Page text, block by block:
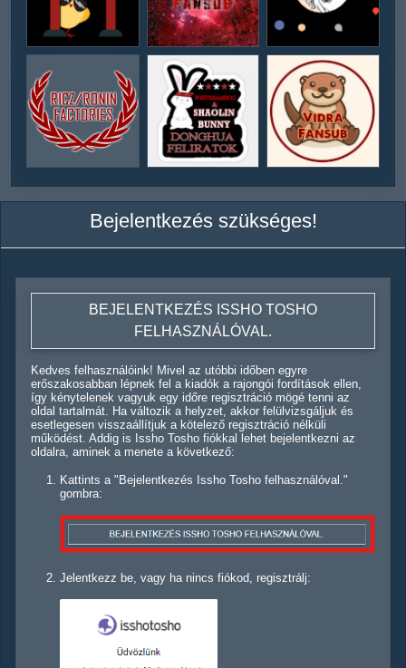
Bejelentkezés szükséges!
BEJELENTKEZÉS ISSHO TOSHO
FELHASZNÁLÓVAL.
Kedves felhasználóink! Mivel az utóbbi időben egyre
erőszakosabban lépnek fel a kiadók a rajongói fordítások ellen,
így kénytelenek vagyuk egy időre regisztráció mögé tenni az
oldal tartalmát. Ha változik a helyzet, akkor felülvizsgáljuk és
esetlegesen visszaállítjuk a kötelező regisztráció nélküli
működést. Addig is Issho Tosho fiókkal lehet bejelentkezni az
oldalra, aminek a menete a következő:
Kattints a "Bejelentkezés Issho Tosho felhasználóval."
gombra:
Jelentkezz be, vagy ha nincs fiókod, regisztrálj: